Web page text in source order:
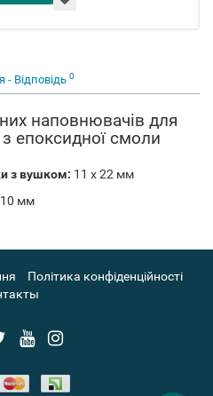
- Відповідь 0
наповнювачів для
епоксидної смоли
з вушком: 11 х 22 мм
10 мм
Політика конфіденційності